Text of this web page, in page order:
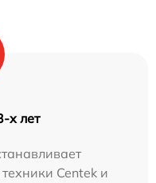
х лет
Centek и